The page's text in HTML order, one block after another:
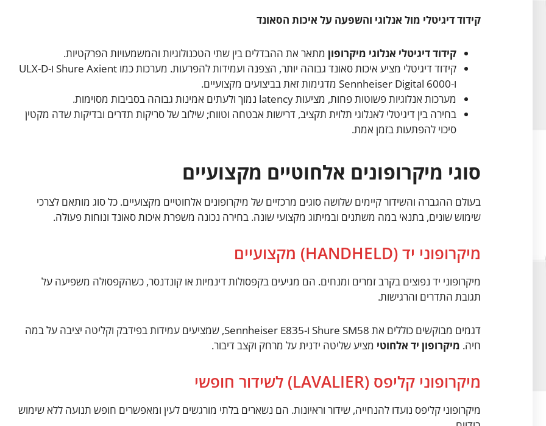
קידוד דיגיטלי מול אנלוגי והשפעה על איכות הסאונד
קידוד דיגיטלי אנלוגי מיקרופון מתאר את ההבדלים בין שתי הטכנולוגיות והמשמעויות הפרקטיות.
קידוד דיגיטלי מציע איכות סאונד גבוהה יותר, הצפנה ועמידות להפרעות. מערכות כמו Shure Axient ו-ULX-D
ו-Sennheiser Digital 6000 מדגימות זאת בביצועים מקצועיים.
מערכות אנלוגיות פשוטות פחות, מציעות latency נמוך ולעתים אמינות גבוהה בסביבות מסוימות.
בחירה בין דיגיטלי לאנלוגי תלוית תקציב, דרישות אבטחה וטווח; שילוב של סריקות תדרים ובדיקות שדה מקטין
סיכוי להפתעות בזמן אמת.
סוגי מיקרופונים אלחוטיים מקצועיים
בעולם ההגברה והשידור קיימים שלושה סוגים מרכזיים של מיקרופונים אלחוטיים מקצועיים. כל סוג מותאם לצרכי
שימוש שונים, בתנאי במה משתנים ובמיתוג מקצועי שונה. בחירה נכונה משפרת איכות סאונד ונוחות פעולה.
מיקרופוני יד (HANDHELD) מקצועיים
מיקרופוני יד נפוצים בקרב זמרים ומנחים. הם מגיעים בקפסולות דינמיות או קונדנסר, כשהקפסולה משפיעה על
תגובת התדרים והרגישות.
דגמים מבוקשים כוללים את Shure SM58 ו-Sennheiser E835, שמציעים עמידות בפידבק וקליטה יציבה על במה
חיה. מיקרופון יד אלחוטי מציע שליטה ידנית על מרחק וקצב דיבור.
מיקרופוני קליפס (LAVALIER) לשידור חופשי
מיקרופוני קליפס נועדו להנחייה, שידור וראיונות. הם נשארים בלתי מורגשים לעין ומאפשרים חופש תנועה ללא שימוש